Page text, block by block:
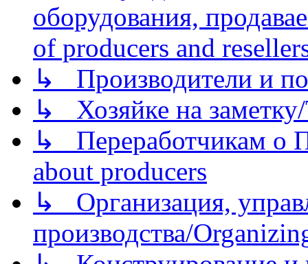
оборудования,
of producers and
↳ Производители и
↳ Хозяйке на
↳ Переработчикам о
about producers
↳ Организация,
производства/